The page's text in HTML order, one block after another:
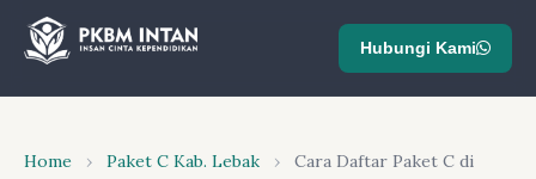
Hubungi Kami
Home › Paket C Kab. Lebak ›
Cara Daftar Paket C di